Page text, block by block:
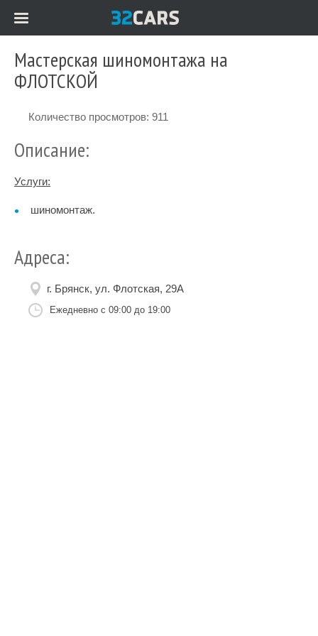
Мастерская шиномонтажа на
ФЛОТСКОЙ
Количество просмотров: 911
Описание:
Услуги:
шиномонтаж.
Адреса:
г. Брянск, ул. Флотская, 29А
Ежедневно с 09:00 до 19:00